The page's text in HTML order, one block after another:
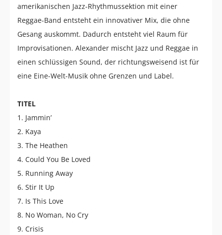
amerikanischen Jazz-Rhythmussektion mit einer
Reggae-Band entsteht ein innovativer Mix, die ohne
Gesang auskommt. Dadurch entsteht viel Raum für
Improvisationen. Alexander mischt Jazz und Reggae in
einen schlüssigen Sound, der richtungsweisend ist für
eine Eine-Welt-Musik ohne Grenzen und Label.
TITEL
1. Jammin’
2. Kaya
3. The Heathen
4. Could You Be Loved
5. Running Away
6. Stir It Up
7. Is This Love
8. No Woman, No Cry
9. Crisis